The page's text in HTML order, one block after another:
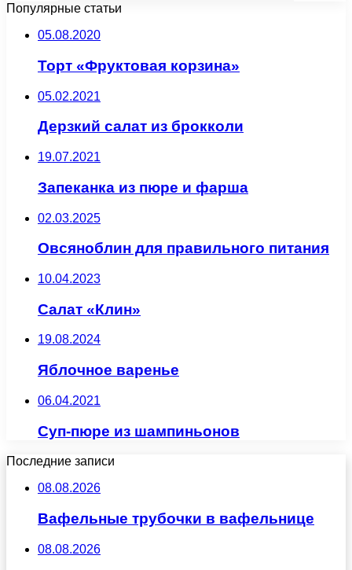
Популярные статьи
05.08.2020
Торт «Фруктовая корзина»
05.02.2021
Дерзкий салат из брокколи
19.07.2021
Запеканка из пюре и фарша
02.03.2025
Овсяноблин для правильного питания
10.04.2023
Салат «Клин»
19.08.2024
Яблочное варенье
06.04.2021
Суп-пюре из шампиньонов
Последние записи
08.08.2026
Вафельные трубочки в вафельнице
08.08.2026